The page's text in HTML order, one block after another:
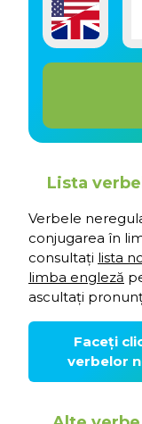
Lista
Verbele
conjugarea în
consultați lista
limba engleză
ascultați
Faceți
verbelor